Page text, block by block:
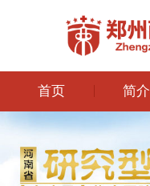
首页 简介